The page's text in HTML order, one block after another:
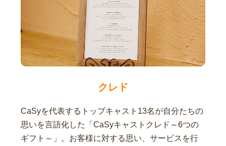
クレド
CaSyを代表するトップキャスト13名が自分たちの
思いを言語化した「CaSyキャストクレド～6つの
ギフト～」。お客様に対する思い、サービスを行